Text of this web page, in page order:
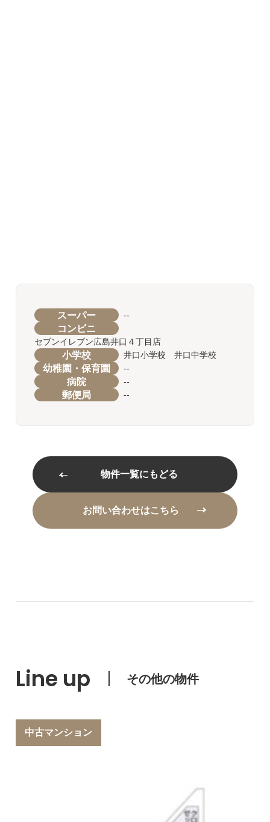
スーパー --
コンビニ
セブンイレブン広島井口４丁目店
小学校 井口小学校 井口中学校
幼稚園・保育園 --
病院 --
郵便局 --
物件一覧にもどる
お問い合わせはこちら
Line up その他の物件
中古マンション